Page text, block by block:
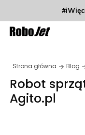
Strona główna Blog
Robot
Agito.pl